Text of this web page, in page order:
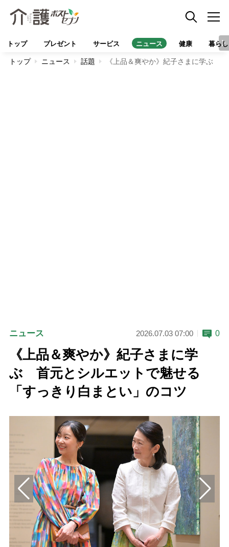
トップ プレゼント サービス ニュース 健康 暮らし
トップ ニュース 話題 《上品＆爽やか》紀子さまに学ぶ
ニュース 2026.07.03 07:00 0
《上品＆爽やか》紀子さまに学
ぶ 首元とシルエットで魅せる
「すっきり白まとい」のコツ